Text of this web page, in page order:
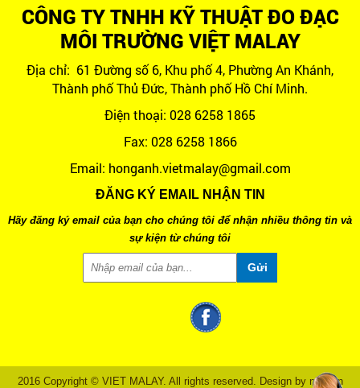
CÔNG TY TNHH KỸ THUẬT ĐO ĐẠC
MÔI TRƯỜNG VIỆT MALAY
Địa chỉ: 61 Đường số 6, Khu phố 4, Phường An Khánh,
Thành phố Thủ Đức, Thành phố Hồ Chí Minh.
Điện thoại: 028 6258 1865
Fax: 028 6258 1866
Email: honganh.vietmalay@gmail.com
ĐĂNG KÝ EMAIL NHẬN TIN
Hãy đăng ký email của bạn cho chúng tôi để nhận nhiều thông tin và
sự kiện từ chúng tôi
2016 Copyright © VIET MALAY. All rights reserved. Design by nina.vn